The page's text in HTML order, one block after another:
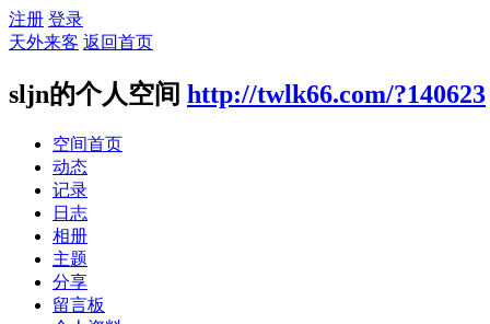
注册 登录
天外来客 返回首页
sljn的个人空间 http://twlk66.com/?140623
空间首页
动态
记录
日志
相册
主题
分享
留言板